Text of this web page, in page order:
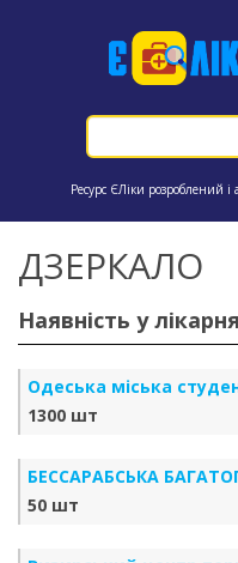
Ресурс ЄЛіки розроблений і
ДЗЕРКАЛО
Наявність у
Одеська міська
1300 шт
БЕССАРАБСЬКА
50 шт